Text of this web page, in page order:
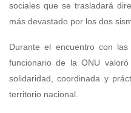
sociales que se trasladará
más devastado por los dos
Durante el encuentro con
funcionario de la ONU
solidaridad, coordinada y
territorio nacional.